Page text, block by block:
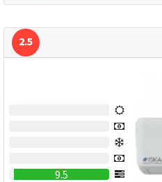
2.5
9.5